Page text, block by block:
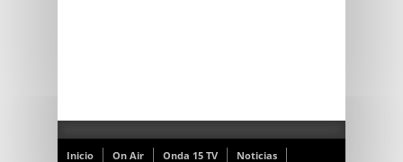
Inicio On Air Onda 15 TV Noticias